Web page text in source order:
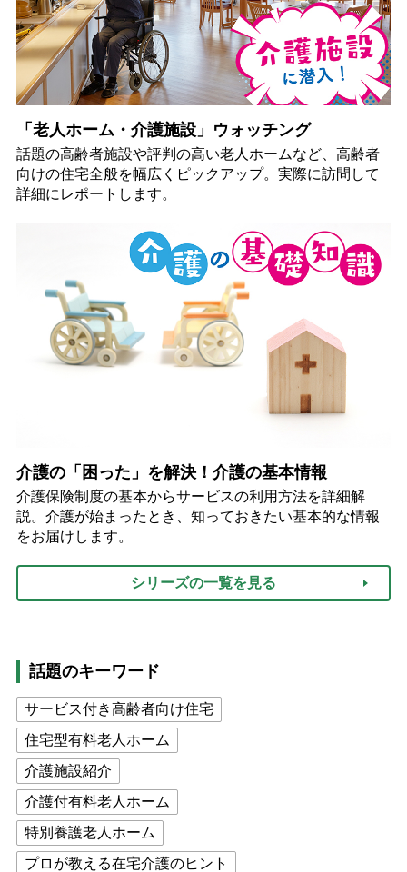
「老人ホーム・介護施設」ウォッチング
話題の高齢者施設や評判の高い老人ホームなど、高齢者
向けの住宅全般を幅広くピックアップ。実際に訪問して
詳細にレポートします。
介護の「困った」を解決！介護の基本情報
介護保険制度の基本からサービスの利用方法を詳細解
説。介護が始まったとき、知っておきたい基本的な情報
をお届けします。
シリーズの一覧を見る
話題のキーワード
サービス付き高齢者向け住宅
住宅型有料老人ホーム
介護施設紹介
介護付有料老人ホーム
特別養護老人ホーム
プロが教える在宅介護のヒント